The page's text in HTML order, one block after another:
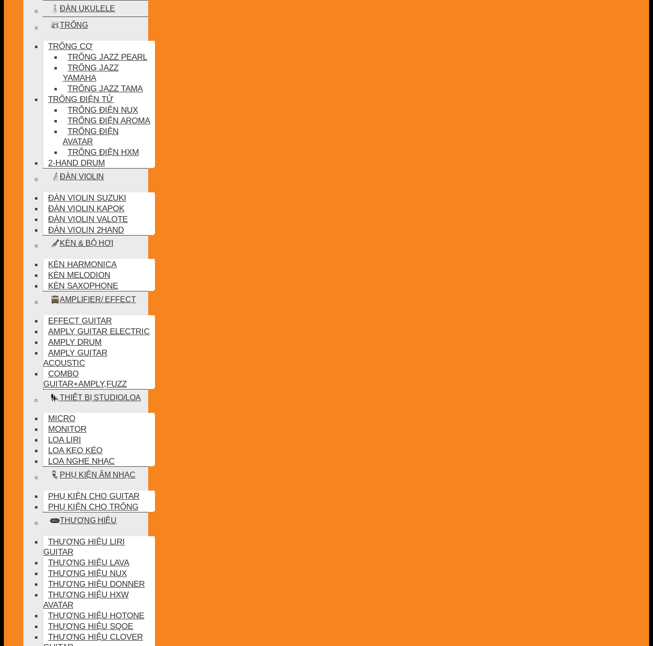
ĐÀN UKULELE
TRỐNG
TRỐNG CƠ
TRỐNG JAZZ PEARL
TRỐNG JAZZ
YAMAHA
TRỐNG JAZZ TAMA
TRỐNG ĐIỆN TỬ
TRỐNG ĐIỆN NUX
TRỐNG ĐIỆN AROMA
TRỐNG ĐIỆN
AVATAR
TRỐNG ĐIỆN HXM
2-HAND DRUM
ĐÀN VIOLIN
ĐÀN VIOLIN SUZUKI
ĐÀN VIOLIN KAPOK
ĐÀN VIOLIN VALOTE
ĐÀN VIOLIN 2HAND
KÈN & BỘ HƠI
KÈN HARMONICA
KÈN MELODION
KÈN SAXOPHONE
AMPLIFIER/ EFFECT
EFFECT GUITAR
AMPLY GUITAR ELECTRIC
AMPLY DRUM
AMPLY GUITAR
ACOUSTIC
COMBO
GUITAR+AMPLY,FUZZ
THIẾT BỊ STUDIO/LOA
MICRO
MONITOR
LOA LIRI
LOA KẸO KÉO
LOA NGHE NHẠC
PHỤ KIỆN ÂM NHẠC
PHỤ KIỆN CHO GUITAR
PHỤ KIỆN CHO TRỐNG
THƯƠNG HIỆU
THƯƠNG HIỆU LIRI
GUITAR
THƯƠNG HIỆU LAVA
THƯƠNG HIỆU NUX
THƯƠNG HIỆU DONNER
THƯƠNG HIỆU HXW
AVATAR
THƯƠNG HIỆU HOTONE
THƯƠNG HIỆU SQOE
THƯƠNG HIỆU CLOVER